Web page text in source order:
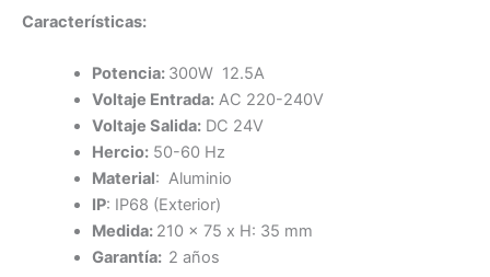
Características:
Potencia: 300W 12.5A
Voltaje Entrada:AC 220-240V
Voltaje Salida:DC 24V
Hercio:50-60 Hz
Material: Aluminio
IP: IP68 (Exterior)
Medida: 210 x 75 x H: 35 mm
Garantía: 2 años